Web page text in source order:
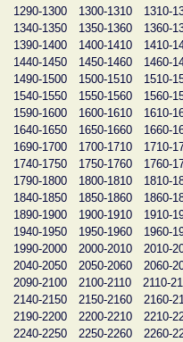
1290-1300
1300-1310 1310-
1340-1350
1350-1360 1360-
1390-1400
1400-1410 1410-
1440-1450
1450-1460 1460-
1490-1500
1500-1510 1510-
1540-1550
1550-1560 1560-
1590-1600
1600-1610 1610-
1640-1650
1650-1660 1660-
1690-1700
1700-1710 1710-
1740-1750
1750-1760 1760-
1790-1800
1800-1810 1810-
1840-1850
1850-1860 1860-
1890-1900
1900-1910 1910-
1940-1950
1950-1960 1960-
1990-2000
2000-2010 2010-
2040-2050
2050-2060 2060-
2090-2100
2100-2110 2110-
2140-2150
2150-2160 2160-
2190-2200
2200-2210 2210-
2240-2250
2250-2260 2260-